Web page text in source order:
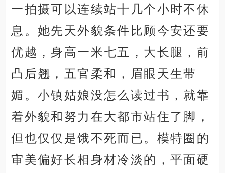
一拍摄可以连续站十几个小时不休
息。她先天外貌条件比顾今安还要
优越，身高一米七五，大长腿，前
凸后翘，五官柔和，眉眼天生带
媚。小镇姑娘没怎么读过书，就靠
着外貌和努力在大都市站住了脚，
但也仅仅是饿不死而已。模特圈的
审美偏好长相身材冷淡的，平面硬